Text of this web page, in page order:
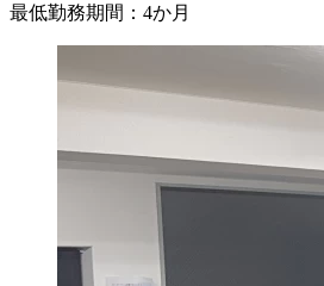
最低勤務期間： 4か月